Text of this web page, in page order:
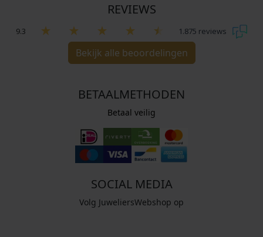
REVIEWS
9.3 1.875 reviews
Bekijk alle beoordelingen
BETAALMETHODEN
Betaal veilig
SOCIAL MEDIA
Volg JuweliersWebshop op